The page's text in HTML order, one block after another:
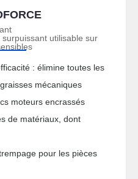
surpuissant utilisable sur
: élimine toutes les
mécaniques
moteurs encrassés
de matériaux, dont
pour les pièces